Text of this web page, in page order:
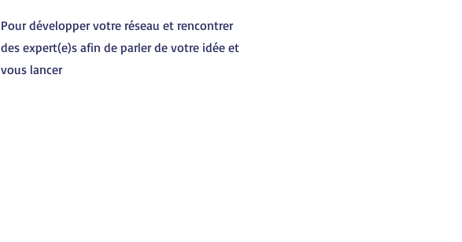
Pour développer votre réseau et rencontrer
des expert(e)s afin de parler de votre idée et
vous lancer